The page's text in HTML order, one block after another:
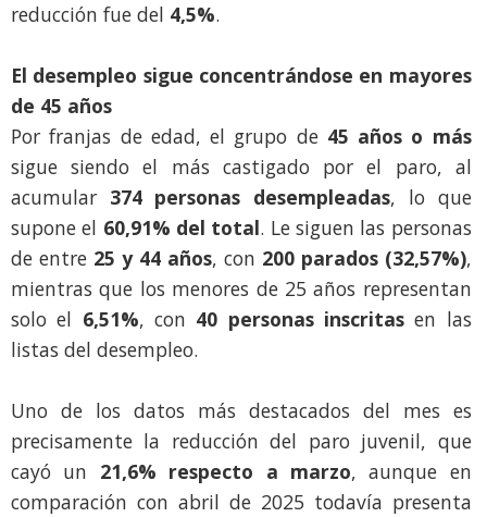
reducción fue del 4,5%.
El desempleo sigue concentrándose en mayores
de 45 años
Por franjas de edad, el grupo de 45 años o más
sigue siendo el más castigado por el paro, al
acumular 374 personas desempleadas, lo que
supone el 60,91% del total. Le siguen las personas
de entre 25 y 44 años, con 200 parados (32,57%),
mientras que los menores de 25 años representan
solo el 6,51%, con 40 personas inscritas en las
listas del desempleo.
Uno de los datos más destacados del mes es
precisamente la reducción del paro juvenil, que
cayó un 21,6% respecto a marzo, aunque en
comparación con abril de 2025 todavía presenta